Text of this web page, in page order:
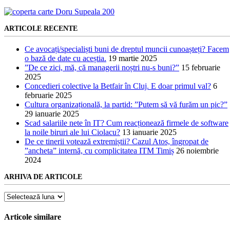
ARTICOLE RECENTE
Ce avocați/specialiști buni de dreptul muncii cunoașteți? Facem
o bază de date cu aceștia. 19 martie 2025
”De ce zici, mă, că managerii noștri nu-s buni?” 15 februarie
2025
Concedieri colective la Betfair în Cluj. E doar primul val? 6
februarie 2025
Cultura organizațională, la partid: ”Putem să vă furăm un pic?”
29 ianuarie 2025
Scad salariile nete în IT? Cum reacționează firmele de software
la noile biruri ale lui Ciolacu? 13 ianuarie 2025
De ce tinerii votează extremiștii? Cazul Atos, îngropat de
”ancheta” internă, cu complicitatea ITM Timiș 26 noiembrie
2024
ARHIVA DE ARTICOLE
Arhiva
articole
Articole similare